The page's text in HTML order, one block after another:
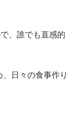
、誰でも直感的
日々の食事作り